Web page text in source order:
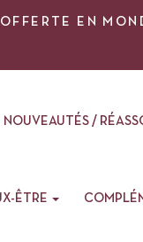
EN
NOUVEAUTÉS /
ÊTRE